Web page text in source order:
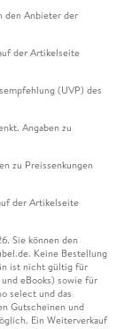
den Anbieter der
der Artikelseite
(UVP) des
Angaben zu
zu Preissenkungen
der Artikelseite
Sie können den
Keine Bestellung
ist nicht gültig für
eBooks) sowie für
select und das
Gutscheinen und
Ein Weiterverkauf